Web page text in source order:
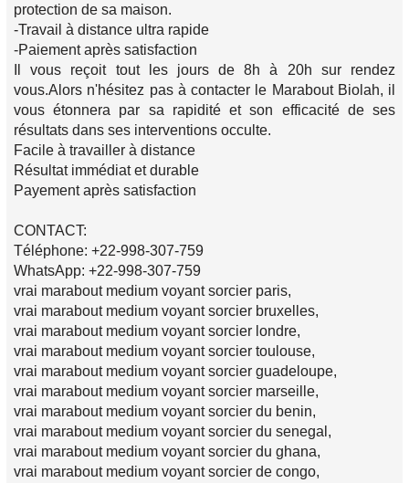
protection de sa maison.
-Travail à distance ultra rapide
-Paiement après satisfaction
Il vous reçoit tout les jours de 8h à 20h sur rendez
vous.Alors n'hésitez pas à contacter le Marabout Biolah, il
vous étonnera par sa rapidité et son efficacité de ses
résultats dans ses interventions occulte.
Facile à travailler à distance
Résultat immédiat et durable
Payement après satisfaction
CONTACT:
Téléphone: +22-998-307-759
WhatsApp: +22-998-307-759
vrai marabout medium voyant sorcier paris,
vrai marabout medium voyant sorcier bruxelles,
vrai marabout medium voyant sorcier londre,
vrai marabout medium voyant sorcier toulouse,
vrai marabout medium voyant sorcier guadeloupe,
vrai marabout medium voyant sorcier marseille,
vrai marabout medium voyant sorcier du benin,
vrai marabout medium voyant sorcier du senegal,
vrai marabout medium voyant sorcier du ghana,
vrai marabout medium voyant sorcier de congo,